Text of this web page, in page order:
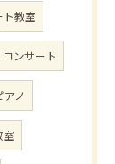
ト教室
コンサート
ノ
室